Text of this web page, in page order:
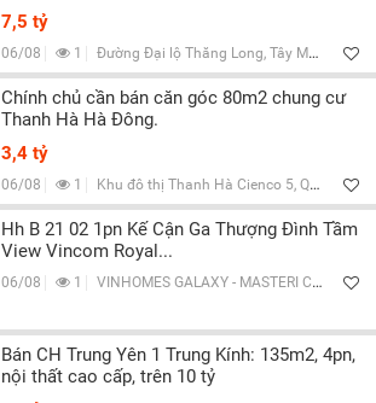
7,5 tỷ
06/08 1 Đường Đại lộ Thăng Long, Tây Mỗ, Hà Nội
Chính chủ cần bán căn góc 80m2 chung cư
Thanh Hà Hà Đông.
3,4 tỷ
06/08 1 Khu đô thị Thanh Hà Cienco 5, Q.Hà Đông, Hà Nội
Hh B 21 02 1pn Kế Cận Ga Thượng Đình Tầm
View Vincom Royal...
06/08 1 VINHOMES GALAXY - MASTERI CAO XÀ LÁ, Số 233, Đường Nguyễn Trãi, Q.Thanh Xuân, Hà Nội
Bán CH Trung Yên 1 Trung Kính: 135m2, 4pn,
nội thất cao cấp, trên 10 tỷ